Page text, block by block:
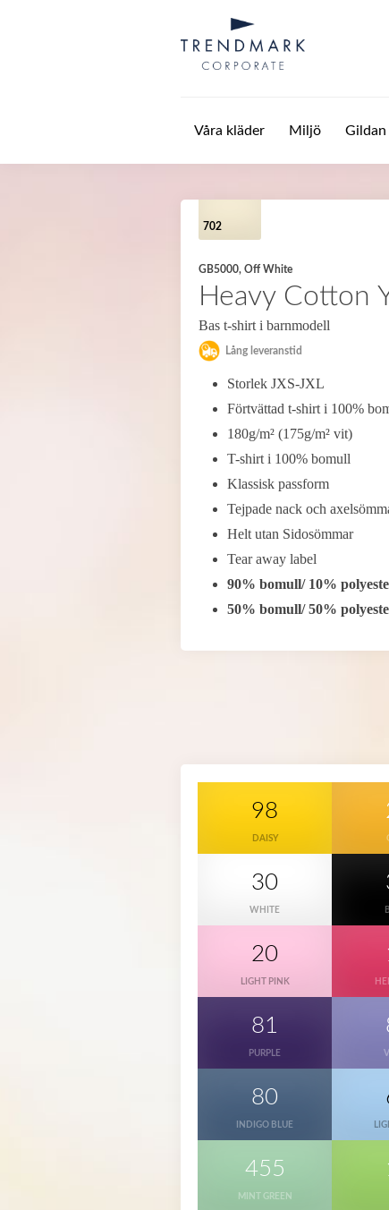
Våra kläder Miljö
702
GB5000, Off White
Heavy Cotton
Bas t-shirt i barnmodell
Lång leveranstid
Storlek JXS-JXL
Förtvättad t-shirt i 100%
180g/m² (175g/m² vit)
T-shirt i 100% bomull
Klassisk passform
Tejpade nack och
Helt utan Sidosömmar
Tear away label
90% bomull/ 10%
50% bomull/ 50%
98
DAISY
30
WHITE
20
LIGHT PINK
81
PURPLE
80
INDIGO BLUE
455
MINT GREEN